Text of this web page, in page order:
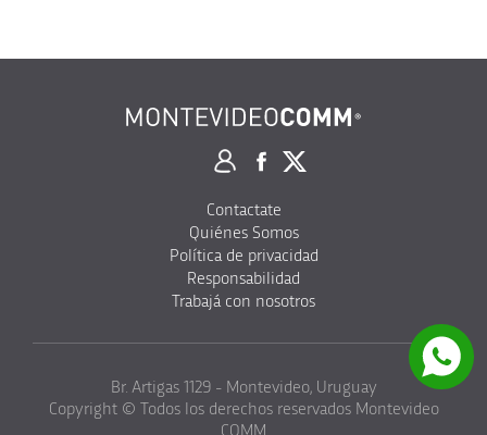
Contactate
Quiénes Somos
Política de privacidad
Responsabilidad
Trabajá con nosotros
Br. Artigas 1129 - Montevideo, Uruguay
Copyright © Todos los derechos reservados Montevideo
COMM